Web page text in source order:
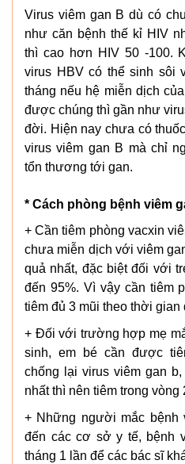
Virus viêm gan B dù có
như căn bệnh thế kỉ HIV
thì cao hơn HIV 50 -100.
virus HBV có thể sinh sôi
tháng nếu hệ miễn dịch
được chúng thì gần như
đời. Hiện nay chưa có
virus viêm gan B mà chỉ
tổn thương tới gan.
* Cách phòng bệnh viêm
+ Cần tiêm phòng vacxin
chưa miễn dịch với viêm
quả nhất, đặc biệt đối với
đến 95%. Vì vậy cần tiêm
tiêm đủ 3 mũi theo thời gian
+ Đối với trường hợp mẹ
sinh, em bé cần được
chống lại virus viêm gan
nhất thì nên tiêm trong vòng
+ Những người mắc bệnh
đến các cơ sở y tế, bệnh
tháng 1 lần để các bác sĩ